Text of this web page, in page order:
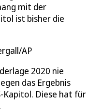
mit der
ist bisher die
AP
2020 nie
das Ergebnis
Kapitol. Diese hat für